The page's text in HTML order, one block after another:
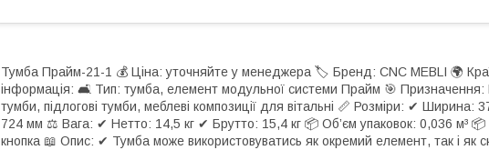
Тумба Прайм-21-1 💰 Ціна: уточняйте у менеджера 🏷 Бренд: CNC MEBLI 🌍
інформація: 🛋 Тип: тумба, елемент модульної системи Прайм 🎯 Призначення:
тумби, підлогові тумби, меблеві композиції для вітальні 📏 Розміри: ✔
724 мм ⚖ Вага: ✔ Нетто: 14,5 кг ✔ Брутто: 15,4 кг 📦 Об’єм упаковок: 0,036 м³ 📦
кнопка 📖 Опис: ✔ Тумба може використовуватись як окремий елемент, так і як